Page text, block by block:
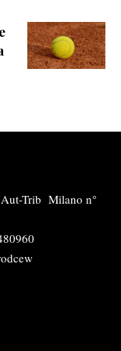
Trib Milano n°